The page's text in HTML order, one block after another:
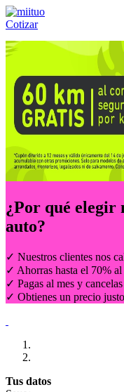
Cotizar
Llámanos al:(55) 84-21-
¿Por qué elegir
auto?
✓ Nuestros clientes nos
✓ Ahorras hasta el 70%
✓ Pagas al mes y
✓ Obtienes un precio
Tus datos